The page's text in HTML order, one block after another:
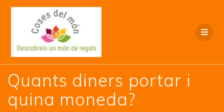
Quants diners portar i
quina moneda?